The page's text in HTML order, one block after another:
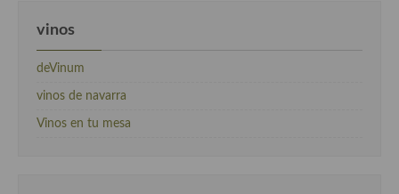
vinos
deVinum
vinos de navarra
Vinos en tu mesa